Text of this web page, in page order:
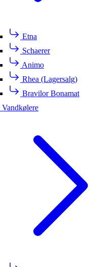
Etna
Schaerer
Animo
Rhea (Lagersalg)
Bravilor Bonamat
Vandkølere